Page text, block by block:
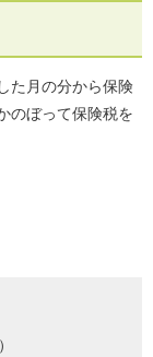
た月の分から保険
のぼって保険税を